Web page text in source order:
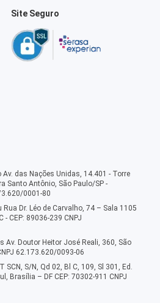
Site Seguro
Av. das Nações Unidas, 14.401 - Torre
Santo Antônio, São Paulo/SP -
0001-80
Dr. Léo de Carvalho, 74 – Sala 1105
CEP: 89036-239 CNPJ
Av. Doutor Heitor José Reali, 360, São
62.173.620/0093-06
S/N, Qd 02, Bl C, 109, Sl 301, Ed.
Brasília – DF CEP: 70302-911 CNPJ